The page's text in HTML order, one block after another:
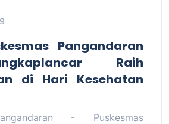
Pangandaran
Raih
di Hari Kesehatan
- Puskesmas